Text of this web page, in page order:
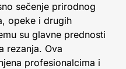
sečenje prirodnog
opeke i drugih
su glavne prednosti
rezanja. Ova
profesionalcima i